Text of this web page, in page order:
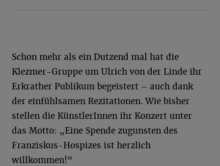
Schon mehr als ein Dutzend mal hat die
Klezmer-Gruppe um Ulrich von der Linde ihr
Erkrather Publikum begeistert – auch dank
der einfühlsamen Rezitationen. Wie bisher
stellen die KünstlerInnen ihr Konzert unter
das Motto: „Eine Spende zugunsten des
Franziskus-Hospizes ist herzlich
willkommen!“